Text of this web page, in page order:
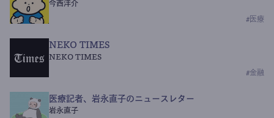
今西洋介
# 医療
NEKO TIMES
NEKO TIMES
#金融
医療記者、岩永直子のニュースレター
岩永直子